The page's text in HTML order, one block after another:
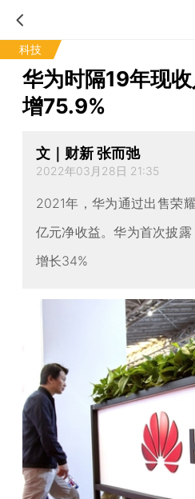
科技
华为时隔19年现
增75.9%
文｜财新 张而弛
2022年03月28日 21:35
2021年，华为通过出售荣
亿元净收益。华为首次披
增长34%